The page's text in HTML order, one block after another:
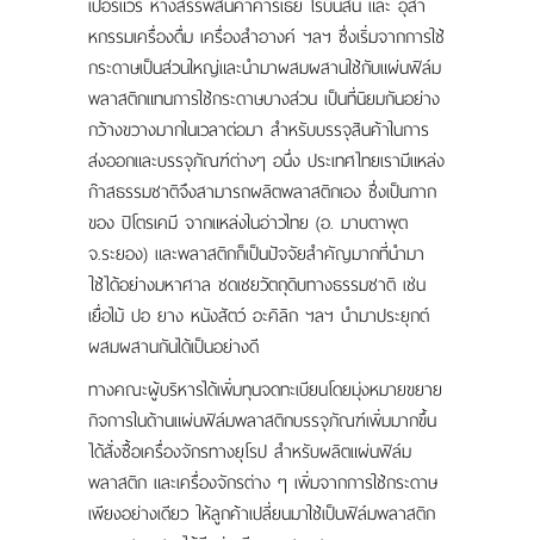
หกรรมเครื่องดื่ม เครื่องสำอางค์ ฯลฯ ซึ่งเริ่มจากการใช้
กระดาษเป็นส่วนใหญ่และนำมาผสมผสานใช้กับแผ่นฟิล์ม
พลาสติกแทนการใช้กระดาษบางส่วน เป็นที่นิยมกันอย่าง
กว้างขวางมากในเวลาต่อมา สำหรับบรรจุสินค้าในการ
ส่งออกและบรรจุภัณฑ์ต่างๆ อนึ่ง ประเทศไทยเรามีแหล่ง
ก๊าสธรรมชาติจึงสามารถผลิตพลาสติกเอง ซึ่งเป็นกาก
ของ ปิโตรเคมี จากแหล่งในอ่าวไทย (อ. มาบตาพุต
จ.ระยอง) และพลาสติกก็เป็นปัจจัยสำคัญมากที่นำมา
ใช้ได้อย่างมหาศาล ชดเชยวัตถุดิบทางธรรมชาติ เช่น
เยื่อไม้ ปอ ยาง หนังสัตว์ อะคิลิก ฯลฯ นำมาประยุกต์
ผสมผสานกันได้เป็นอย่างดี
ทางคณะผู้บริหารได้เพิ่มทุนจดทะเบียนโดยมุ่งหมายขยาย
กิจการในด้านแผ่นฟิล์มพลาสติกบรรจุภัณฑ์เพิ่มมากขึ้น
ได้สั่งซื้อเครื่องจักรทางยุโรป สำหรับผลิตแผ่นฟิล์ม
พลาสติก และเครื่องจักรต่าง ๆ เพิ่มจากการใช้กระดาษ
เพียงอย่างเดียว ให้ลูกค้าเปลี่ยนมาใช้เป็นฟิล์มพลาสติก